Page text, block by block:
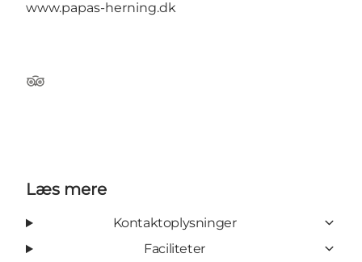
www.papas-herning.dk
Tripadvisor
Læs mere
Kontaktoplysninger
Faciliteter